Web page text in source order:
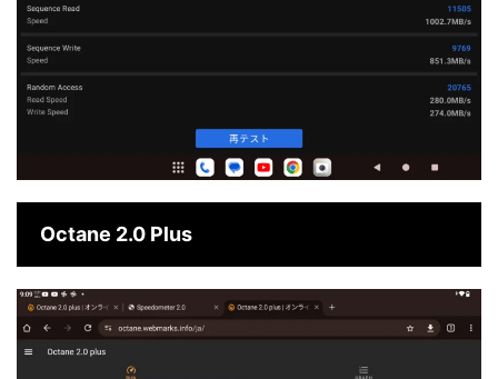
Octane 2.0 Plus